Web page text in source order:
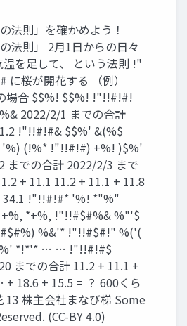
法則」を確かめよう！
法則」 2月1日からの日々
温を足して、 という法則 !"
に桜が開花する （例）
場合 $$%! $$%! !"!!#!#!
2022/2/1 までの合計
!"!!#!#& $$%' &(%$
(!%* !"!!#!#) +%! )$%'
までの合計 2022/2/3 まで
+ 11.1 11.2 + 11.1 + 11.8
34.1 !"!!#!#* '%! *"%"
*+%, !"!!#$#%& %"'$
%&'* !"!!#$#!" %('(
*!*'* … … !"!!#!#$
までの合計 11.2 + 11.1 +
18.6 + 15.5 = ？ 600くら
13 株主会社まなび梯 Some
(CC-BY 4.0)